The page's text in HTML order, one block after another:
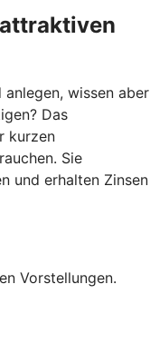
wissen aber
Das
kurzen
Sie
und erhalten Zinsen
Vorstellungen.